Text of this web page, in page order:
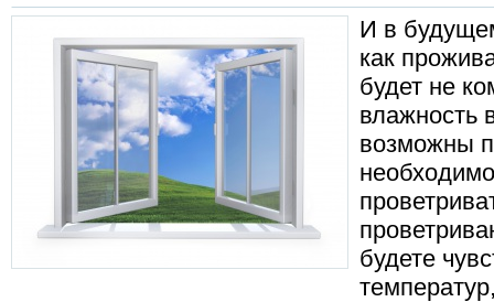
И в
как
будет не
влажность
возможны
будете